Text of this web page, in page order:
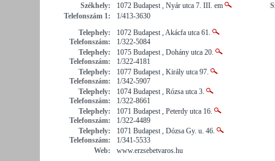
Székhely:
1072 Budapest , Nyár utca 7. III. em
Telefonszám 1:
1/413-3630
Telephely:
1072 Budapest , Akácfa utca 61.
Telefonszám:
1/322-5084
Telephely:
1075 Budapest , Dohány utca 20.
Telefonszám:
1/322-4181
Telephely:
1077 Budapest , Király utca 97.
Telefonszám:
1/342-5907
Telephely:
1074 Budapest , Rózsa utca 3.
Telefonszám:
1/322-8661
Telephely:
1071 Budapest , Peterdy utca 16.
Telefonszám:
1/322-4489
Telephely:
1071 Budapest , Dózsa Gy. u. 46.
Telefonszám:
1/341-5533
Web:
www.erzsebetvaros.hu